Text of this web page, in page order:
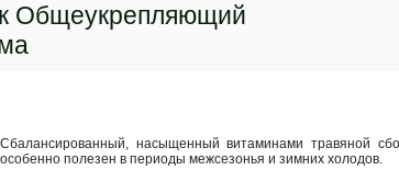
Общеукрепляющий
Сбалансированный, насыщенный витаминами травяной
особенно полезен в периоды межсезонья и зимних холодов.